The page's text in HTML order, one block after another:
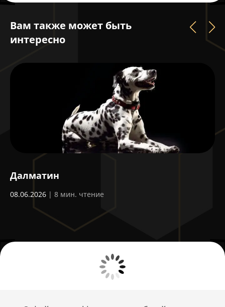
Вам также может быть
интересно
Далматин
08.06.2026 | 8 мин. чтение